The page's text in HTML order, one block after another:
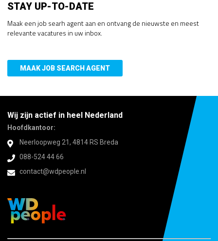
STAY UP-TO-DATE
Maak een job searh agent aan en ontvang de nieuwste en meest
relevante vacatures in uw inbox.
MAAK JOB SEARCH AGENT
Wij zijn actief in heel Nederland
Hoofdkantoor:
Neerloopweg 21, 4814 RS Breda
088-524 44 66
contact@wdpeople.nl